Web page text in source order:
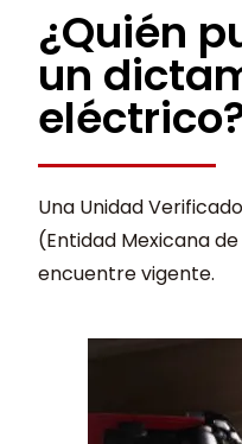
¿Quién
un
Una Unidad
(Entidad Mexicana
encuentre vigente.